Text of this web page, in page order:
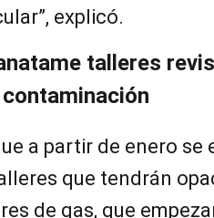
explicó.
talleres
a partir de enero se
que tendrán
de gas, que